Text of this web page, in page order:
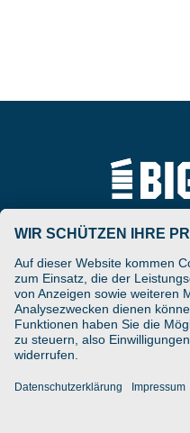
ARAT Spezialhalterungen
GmbH
Schierbusch 2a
D- 33161 Hövelhof
DESIGNED ENGINEERED